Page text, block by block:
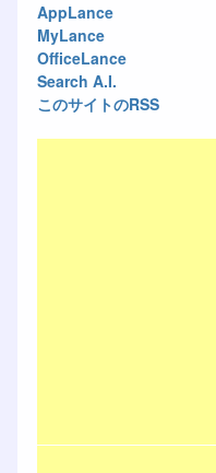
AppLance
MyLance
OfficeLance
Search A.I.
このサイトのRSS